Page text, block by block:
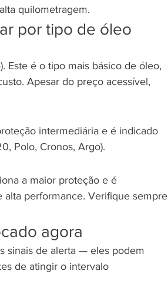
quilometragem.
por tipo de óleo
Este é o tipo mais básico de óleo,
Apesar do preço acessível,
intermediária e é indicado
Polo, Cronos, Argo).
a maior proteção e é
performance. Verifique sempre
agora
sinais de alerta — eles podem
de atingir o intervalo